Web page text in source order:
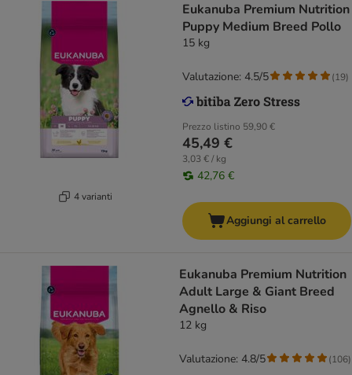
4 varianti
Eukanuba Premium Nutrition
Puppy Medium Breed Pollo
15 kg
Prezzo listino 59,90 €
45,49 €
3,03 € / kg
42,76 €
Valutazione: 4.5/5 (19)
Aggiungi al carrello
Eukanuba Premium Nutrition
Adult Large & Giant Breed
Agnello & Riso
12 kg
Valutazione: 4.8/5 (106)